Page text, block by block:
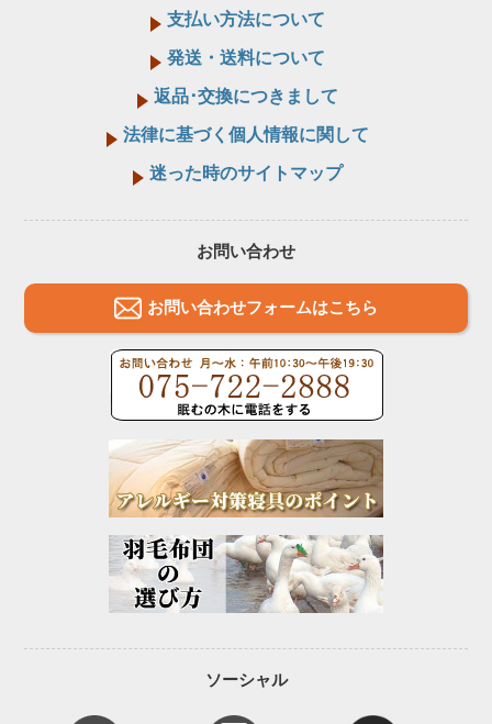
支払い方法について
発送・送料について
返品･交換につきまして
法律に基づく個人情報に関して
迷った時のサイトマップ
お問い合わせ
お問い合わせフォームはこちら
ソーシャル